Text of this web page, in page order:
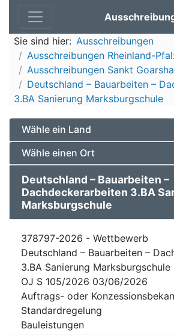
Sie sind hier: Ausschreibungen
Ausschreibungen Rheinland-
Ausschreibungen Sankt
Deutschland – Bauarbeiten –
3.BA Sanierung Marksburgschule
Wähle ein Land
Wähle einen Ort
Deutschland – Bauarbeiten –
Dachdeckerarbeiten 3.BA
Marksburgschule
378797-2026 - Wettbewerb
Deutschland – Bauarbeiten –
3.BA Sanierung Marksburgschule
OJ S 105/2026 03/06/2026
Auftrags- oder
Standardregelung
Bauleistungen